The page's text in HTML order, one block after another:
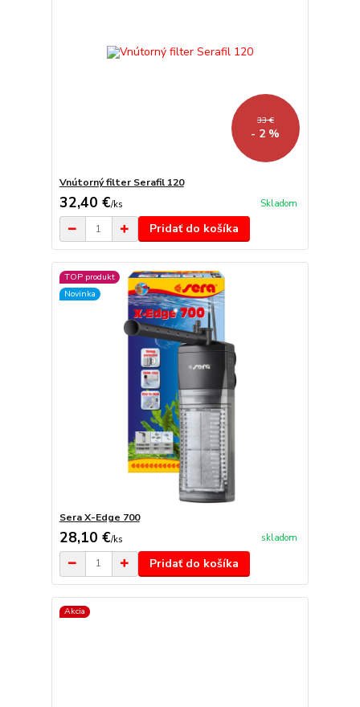
33 €
- 2 %
Vnútorný filter Serafil 120
32,40 €/ks Skladom
Pridať do košíka
TOP produkt
Novinka
Sera X-Edge 700
28,10 €/ks skladom
Pridať do košíka
Akcia